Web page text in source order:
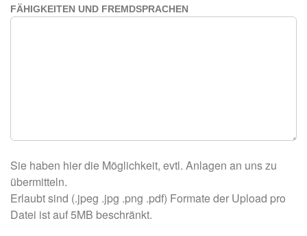
FÄHIGKEITEN UND FREMDSPRACHEN
Sie haben hier die Möglichkeit, evtl. Anlagen an uns zu
übermitteln.
Erlaubt sind (.jpeg .jpg .png .pdf) Formate der Upload pro
Datei ist auf 5MB beschränkt.